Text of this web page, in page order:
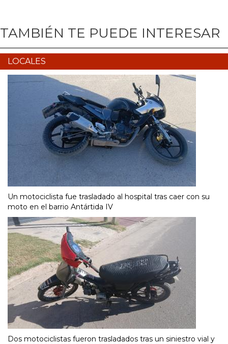
TAMBIÉN TE PUEDE INTERESAR
LOCALES
Un motociclista fue trasladado al hospital tras caer con su
moto en el barrio Antártida IV
Dos motociclistas fueron trasladados tras un siniestro vial y